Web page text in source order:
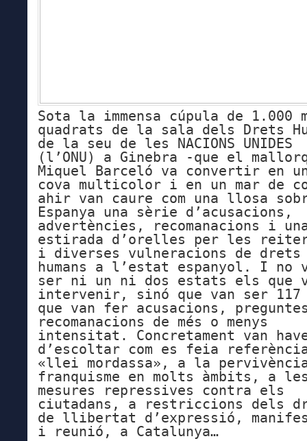
Sota la immensa cúpula de 1.000
quadrats de la sala dels Drets
de la seu de les NACIONS UNIDES
(l’ONU) a Ginebra -que el
Miquel Barceló va convertir en
cova multicolor i en un mar de
ahir van caure com una llosa
Espanya una sèrie d’acusacions,
advertències, recomanacions i
estirada d’orelles per les
i diverses vulneracions de drets
humans a l’estat espanyol. I no
ser ni un ni dos estats els que
intervenir, sinó que van ser
que van fer acusacions,
recomanacions de més o menys
intensitat. Concretament van
d’escoltar com es feia
«llei mordassa», a la
franquisme en molts àmbits, a
mesures repressives contra els
ciutadans, a restriccions dels
de llibertat d’expressió,
i reunió, a Catalunya…